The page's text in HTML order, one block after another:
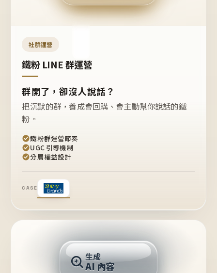
開團
嗎？
社群運營
鐵粉 LINE 群運營
群開了，卻沒人說話？
把沉默的群，養成會回購、會主動幫你說話的鐵
粉。
鐵粉群運營節奏
UGC 引導機制
分層權益設計
CASE
生成
AI 內容